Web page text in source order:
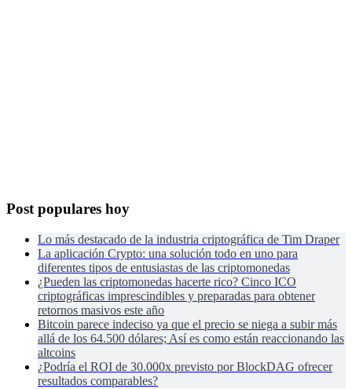
Post populares hoy
Lo más destacado de la industria criptográfica de Tim Draper
La aplicación Crypto: una solución todo en uno para
diferentes tipos de entusiastas de las criptomonedas
¿Pueden las criptomonedas hacerte rico? Cinco ICO
criptográficas imprescindibles y preparadas para obtener
retornos masivos este año
Bitcoin parece indeciso ya que el precio se niega a subir más
allá de los 64.500 dólares; Así es como están reaccionando las
altcoins
¿Podría el ROI de 30.000x previsto por BlockDAG ofrecer
resultados comparables?